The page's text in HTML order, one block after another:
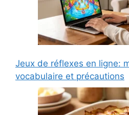
Jeux de réflexes en ligne:
vocabulaire et précautions